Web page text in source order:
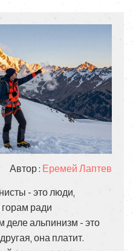
Автор : Еремей Лаптев
- это люди,
ради
деле альпинизм - это
она платит.